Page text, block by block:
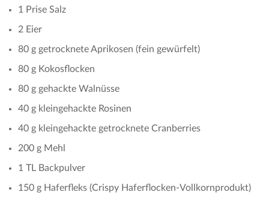
1 Prise Salz
2 Eier
80 g getrocknete Aprikosen (fein gewürfelt)
80 g Kokosflocken
80 g gehackte Walnüsse
40 g kleingehackte Rosinen
40 g kleingehackte getrocknete Cranberries
200 g Mehl
1 TL Backpulver
150 g Haferfleks (Crispy Haferflocken-Vollkornprodukt)